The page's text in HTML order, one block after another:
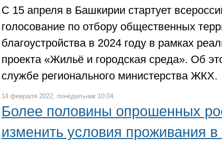
С 15 апреля в Башкирии стартует
голосование по отбору общественных
благоустройства в 2024 году в рамках
проекта «Жильё и городская среда». Об
службе регионального министерства ЖКХ.
14 февраля 2022, понедельник 10:04
Более половины опрошенных
изменить условия проживания